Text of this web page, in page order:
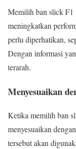
Memilih ban slick F1
meningkatkan
perlu diperhatikan,
Dengan informasi
terarah.
Menyesuaikan
Ketika memilih ban
menyesuaikan
tersebut akan